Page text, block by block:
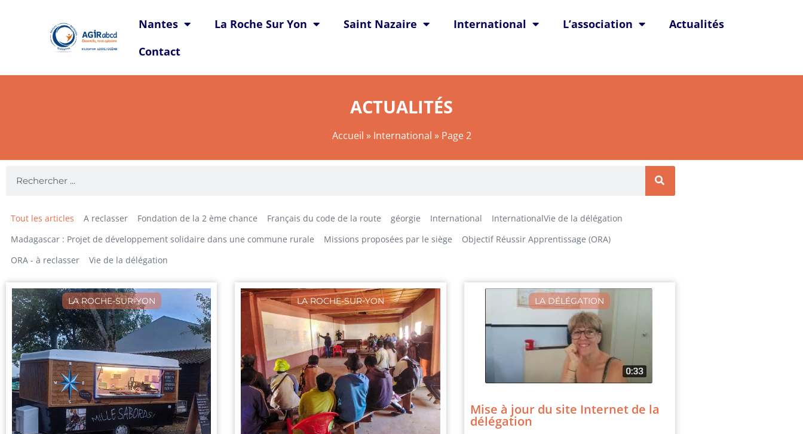
Nantes La Roche Sur Yon Saint Nazaire International L’association
Actualités
Contact
ACTUALITÉS
Accueil » International » Page 2
A reclasser Fondation de la 2 ème chance Français du code de la route géorgie International
InternationalVie de la délégation
Madagascar : Projet de développement solidaire dans une commune rurale
Missions proposées par le siège
Objectif Réussir Apprentissage (ORA)
ORA - à reclasser
Vie de la délégation
Tout les articles
LA ROCHE-SUR-YON LA ROCHE-SUR-YON LA DÉLÉGATION
Mise à jour du site Internet de la
délégation